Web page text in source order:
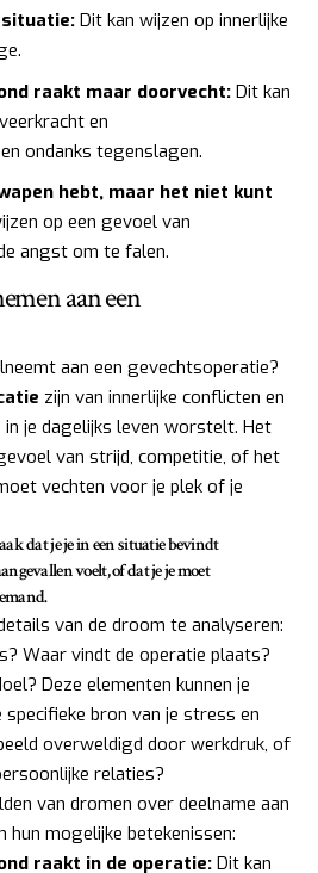
Dit kan wijzen op innerlijke
raakt maar doorvecht: Dit kan
en
ondanks tegenslagen.
hebt, maar het niet kunt
op een gevoel van
angst om te falen.
aan een
aan een gevechtsoperatie?
zijn van innerlijke conflicten en
je dagelijks leven worstelt. Het
van strijd, competitie, of het
vechten voor je plek of je
dat je je in een situatie bevindt
voelt, of dat je je moet
van de droom te analyseren:
Waar vindt de operatie plaats?
Deze elementen kunnen je
bron van je stress en
overweldigd door werkdruk, of
relaties?
van dromen over deelname aan
hun mogelijke betekenissen:
raakt in de operatie: Dit kan